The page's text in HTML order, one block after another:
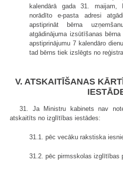
kalendārā gada 31. maijam,
norādīto e-pasta adresi
apstiprināt bērna
atgādinājuma izsūtīšanas
apstiprinājumu 7 kalendāro
tad bērns tiek izslēgts no reģistra.
V. ATSKAITĪŠANAS
31. Ja Ministru kabinets nav
atskaitīts no izglītības iestādes:
31.1. pēc vecāku rakstiska
31.2. pēc pirmsskolas izglītības